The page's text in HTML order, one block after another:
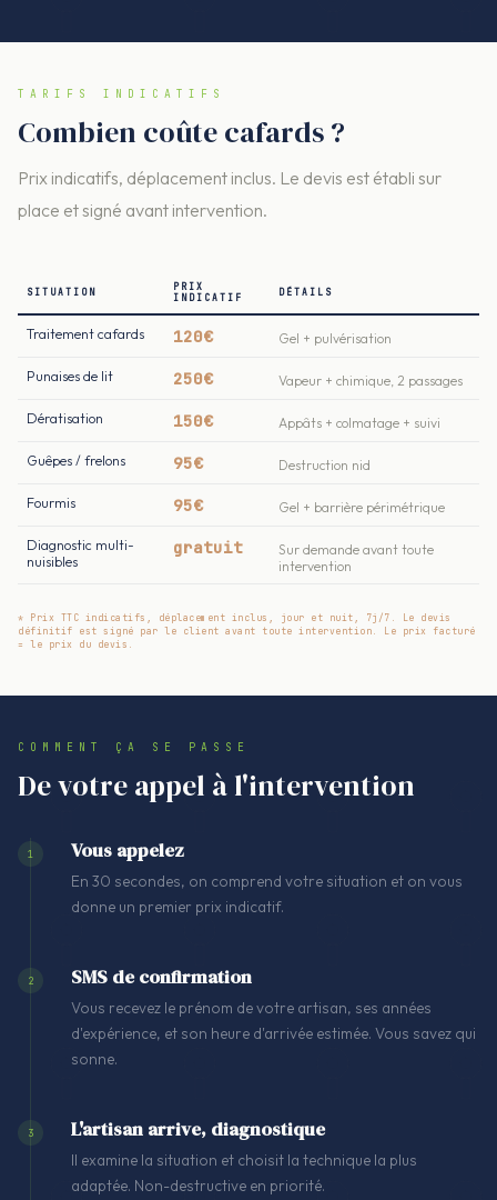
TARIFS INDICATIFS
Combien coûte cafards ?
Prix indicatifs, déplacement inclus. Le devis est établi sur
place et signé avant intervention.
SITUATION
PRIX
INDICATIF
DÉTAILS
Traitement cafards 120€ Gel + pulvérisation
Punaises de lit 250€ Vapeur + chimique, 2 passages
Dératisation 150€ Appâts + colmatage + suivi
Guêpes / frelons 95€ Destruction nid
Fourmis 95€ Gel + barrière périmétrique
Diagnostic multi-
nuisibles
gratuit
Sur demande avant toute
intervention
* Prix TTC indicatifs, déplacement inclus, jour et nuit, 7j/7. Le devis
définitif est signé par le client avant toute intervention. Le prix facturé
= le prix du devis.
COMMENT ÇA SE PASSE
De votre appel à l'intervention
1 Vous appelez
En 30 secondes, on comprend votre situation et on vous
donne un premier prix indicatif.
2 SMS de confirmation
Vous recevez le prénom de votre artisan, ses années
d'expérience, et son heure d'arrivée estimée. Vous savez qui
sonne.
3 L'artisan arrive, diagnostique
Il examine la situation et choisit la technique la plus
adaptée. Non-destructive en priorité.